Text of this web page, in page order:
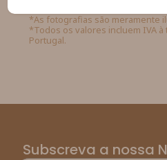
*As fotografias são meramente
*Todos os valores incluem IVA
Portugal.
Subscreva a nossa